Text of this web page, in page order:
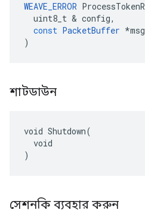
WEAVE_ERROR
uint8_t & config,
const PacketBuffer *
)
শাটডাউন
void Shutdown(
  void
)
সেশনকি ব্যবহার করুন